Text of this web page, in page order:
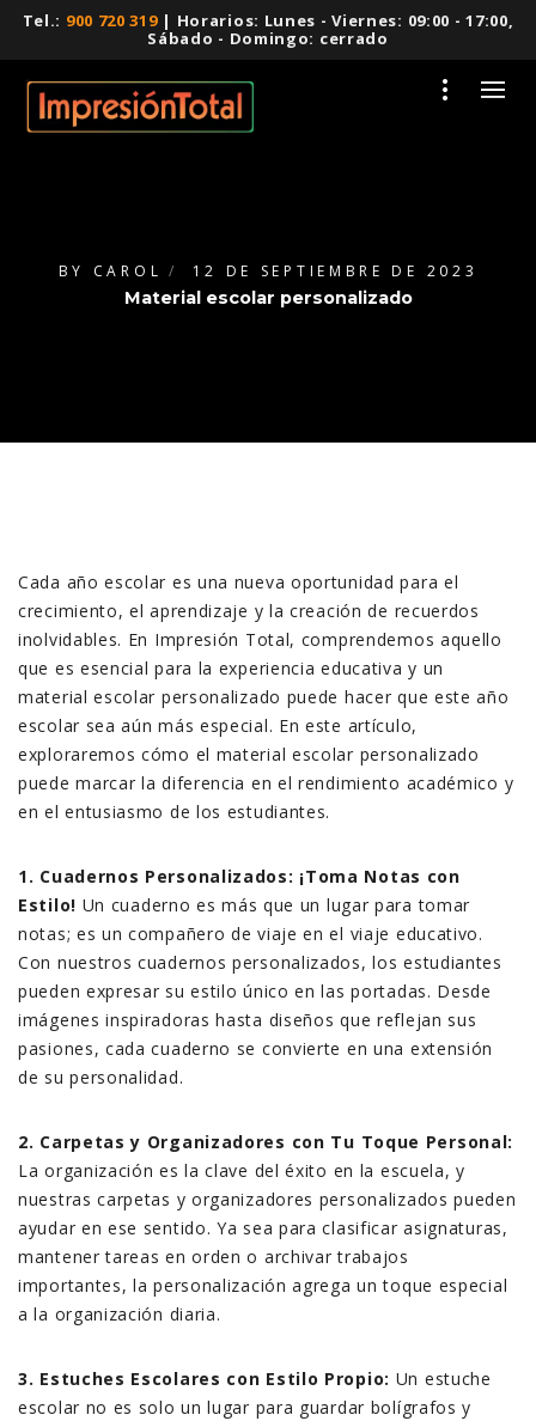
Tel.: 900 720 319| Horarios: Lunes - Viernes: 09:00 - 17:00,
Sábado - Domingo: cerrado
BY CAROL 12 DE SEPTIEMBRE DE 2023
Material escolar personalizado
Cada año escolar es una nueva oportunidad para el
crecimiento, el aprendizaje y la creación de recuerdos
inolvidables. En Impresión Total, comprendemos aquello
que es esencial para la experiencia educativa y un
material escolar personalizado puede hacer que este año
escolar sea aún más especial. En este artículo,
exploraremos cómo el material escolar personalizado
puede marcar la diferencia en el rendimiento académico y
en el entusiasmo de los estudiantes.
1. Cuadernos Personalizados: ¡Toma Notas con
Estilo! Un cuaderno es más que un lugar para tomar
notas; es un compañero de viaje en el viaje educativo.
Con nuestros cuadernos personalizados, los estudiantes
pueden expresar su estilo único en las portadas. Desde
imágenes inspiradoras hasta diseños que reflejan sus
pasiones, cada cuaderno se convierte en una extensión
de su personalidad.
2. Carpetas y Organizadores con Tu Toque Personal:
La organización es la clave del éxito en la escuela, y
nuestras carpetas y organizadores personalizados pueden
ayudar en ese sentido. Ya sea para clasificar asignaturas,
mantener tareas en orden o archivar trabajos
importantes, la personalización agrega un toque especial
a la organización diaria.
3. Estuches Escolares con Estilo Propio: Un estuche
escolar no es solo un lugar para guardar bolígrafos y